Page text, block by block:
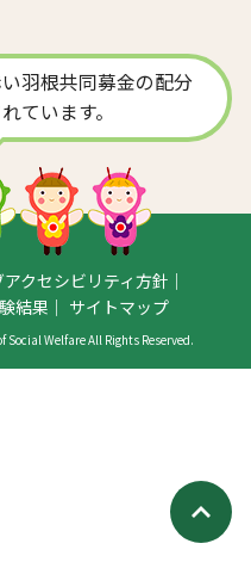
羽根共同募金の配分
ています。
アクセシビリティ方針
結果
サイトマップ
Welfare All Rights Reserved.